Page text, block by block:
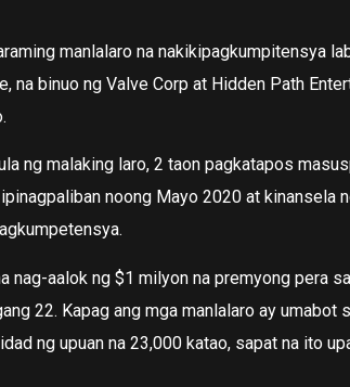
manlalaro na nakikipagkumpitensya
na binuo ng Valve Corp at Hidden Path
ng malaking laro, 2 taon pagkatapos
noong Mayo 2020 at
nag-aalok ng $1 milyon na premyong pera
22. Kapag ang mga manlalaro ay
ng upuan na 23,000 katao, sapat na ito